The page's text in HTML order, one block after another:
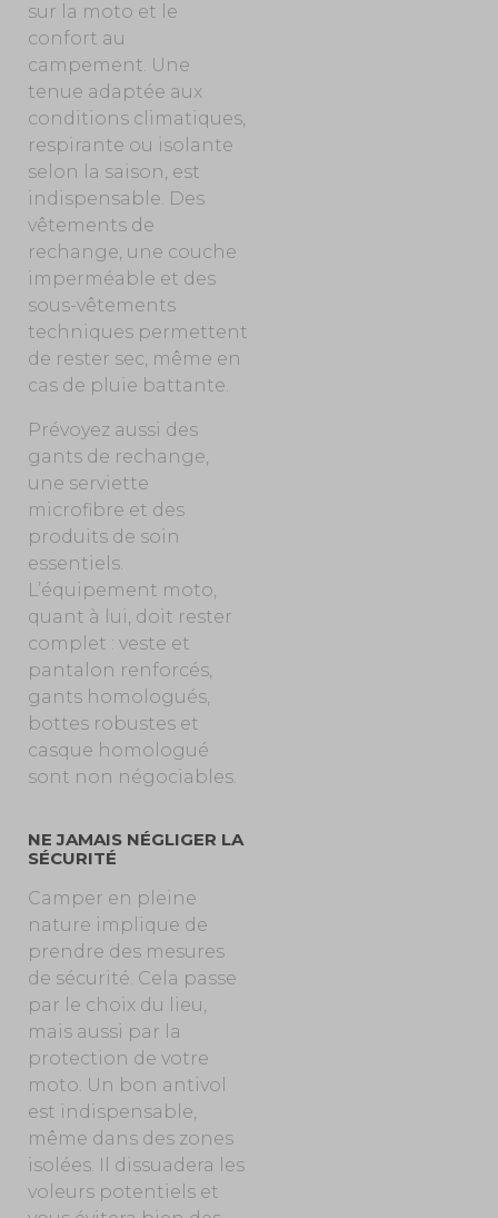
sur la moto et le
confort au
campement. Une
tenue adaptée aux
conditions climatiques,
respirante ou isolante
selon la saison, est
indispensable. Des
vêtements de
rechange, une couche
imperméable et des
sous-vêtements
techniques permettent
de rester sec, même en
cas de pluie battante.
Prévoyez aussi des
gants de rechange,
une serviette
microfibre et des
produits de soin
essentiels.
L’équipement moto,
quant à lui, doit rester
complet : veste et
pantalon renforcés,
gants homologués,
bottes robustes et
casque homologué
sont non négociables.
NE JAMAIS NÉGLIGER LA
SÉCURITÉ
Camper en pleine
nature implique de
prendre des mesures
de sécurité. Cela passe
par le choix du lieu,
mais aussi par la
protection de votre
moto. Un bon antivol
est indispensable,
même dans des zones
isolées. Il dissuadera les
voleurs potentiels et